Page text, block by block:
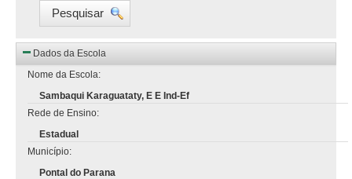
Pesquisar
Dados da Escola
Nome da Escola:
Sambaqui Karaguataty, E E Ind-Ef
Rede de Ensino:
Estadual
Município:
Pontal do Parana